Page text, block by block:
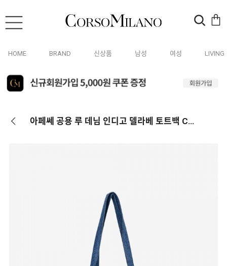
HOME BRAND 신상품 남성 여성 LIVING
아페쎄 공용 루 데님 인디고 델라베 토트백 COGEK M61442 IAL